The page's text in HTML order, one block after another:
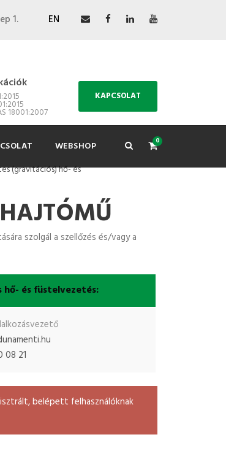
1. EN
18001:2007
KAPCSOLAT
WEBSHOP 0
(gravitációs) hő- és
szolgál a szellőzés és/vagy a
és füstelvezetés:
08 21
belépett felhasználóknak